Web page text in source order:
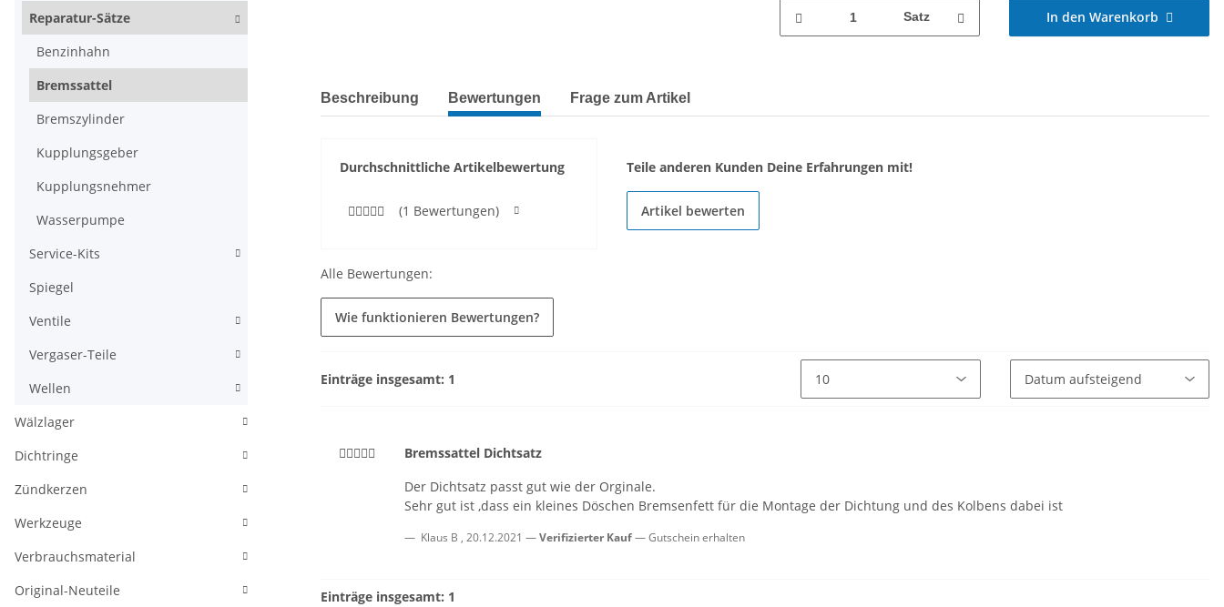
Satz In den Warenkorb
weitere Registerkarten anzeigen
Beschreibung Bewertungen Frage zum Artikel
Durchschnittliche Artikelbewertung
(1 Bewertungen)
Teile anderen Kunden Deine Erfahrungen mit!
Artikel bewerten
Alle Bewertungen:
Wie funktionieren Bewertungen?
Einträge insgesamt: 1
Bremssattel Dichtsatz
Der Dichtsatz passt gut wie der Orginale.
Sehr gut ist ,dass ein kleines Döschen Bremsenfett für die Montage der Dichtung und des Kolbens dabei ist
Klaus B , 20.12.2021 Verifizierter Kauf Gutschein erhalten
Einträge insgesamt: 1
Reparatur-Sätze
Benzinhahn
Bremssattel
Bremszylinder
Kupplungsgeber
Kupplungsnehmer
Wasserpumpe
Service-Kits
Spiegel
Ventile
Vergaser-Teile
Wellen
Wälzlager
Dichtringe
Zündkerzen
Werkzeuge
Verbrauchsmaterial
Original-Neuteile